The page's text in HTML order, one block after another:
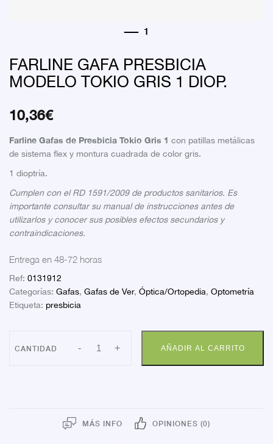
FARLINE GAFA PRESBICIA
MODELO TOKIO GRIS 1 DIOP.
10,36€
Farline Gafas de Presbicia Tokio Gris 1 con patillas metálicas
de sistema flex y montura cuadrada de color gris.
1 dioptría.
Cumplen con el RD 1591/2009 de productos sanitarios. Es
importante consultar su manual de instrucciones antes de
utilizarlos y conocer sus posibles efectos secundarios y
contraindicaciones.
Entrega en 48-72 horas
Ref: 0131912
Categorías: Gafas, Gafas de Ver, Óptica/Ortopedia, Optometría
Etiqueta: presbicia
- FARLINE
GAFA
cantidad
+ AÑADIR AL CARRITO
MÁS INFO OPINIONES (0)